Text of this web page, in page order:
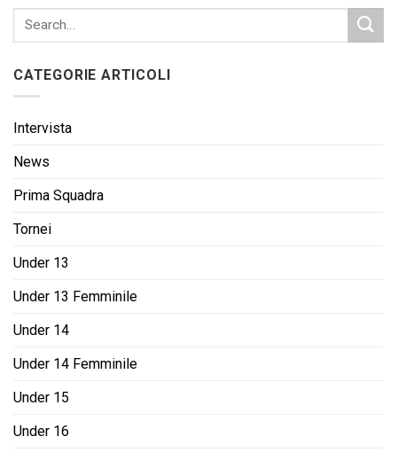
CATEGORIE ARTICOLI
Intervista
News
Prima Squadra
Tornei
Under 13
Under 13 Femminile
Under 14
Under 14 Femminile
Under 15
Under 16